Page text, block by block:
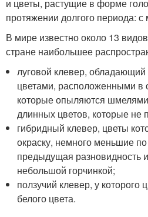
и цветы, растущие в форме
протяжении долгого периода: с
В мире известно около 13
стране наибольшее
луговой клевер,
цветами, расположенными в
которые опыляются шмелями
длинных цветов, которые не
гибридный клевер, цветы
окраску, немного меньшие
предыдущая разновидность
небольшой горчинкой;
ползучий клевер, у
белого цвета.